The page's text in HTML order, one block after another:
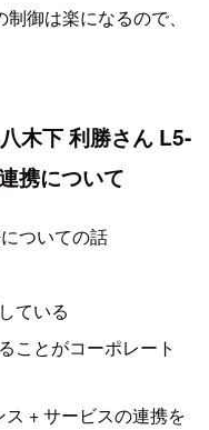
御は楽になるので、
木下 利勝さん L5-
携について
ついての話
ている
ことがコーポレート
+ サービスの連携を